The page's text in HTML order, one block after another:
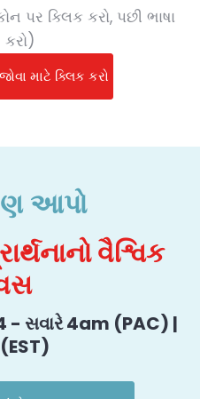
પર ક્લિક કરો, પછી ભાષા
માટે ક્લિક કરો
આપો
વૈશ્વિક
- સવારે 4am (PAC) |